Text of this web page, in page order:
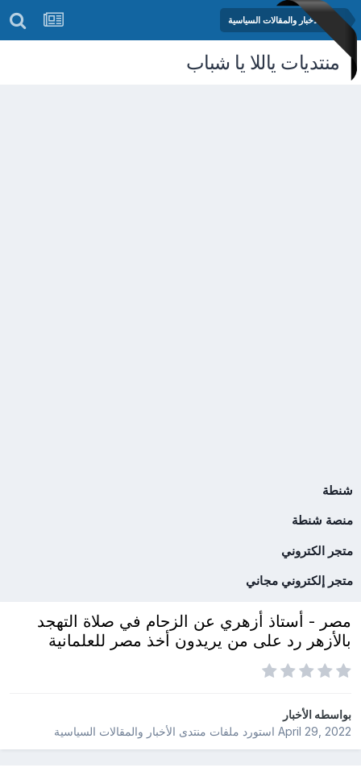
منتدى الأخبار والمقالات السياسية
منتديات ياللا يا شباب
شنطة
منصة شنطة
متجر الكتروني
متجر إلكتروني مجاني
مصر - أستاذ أزهري عن الزحام في صلاة التهجد
بالأزهر رد على من يريدون أخذ مصر للعلمانية
بواسطهالأخبار
April 29, 2022استورد ملفات منتدى الأخبار والمقالات السياسية